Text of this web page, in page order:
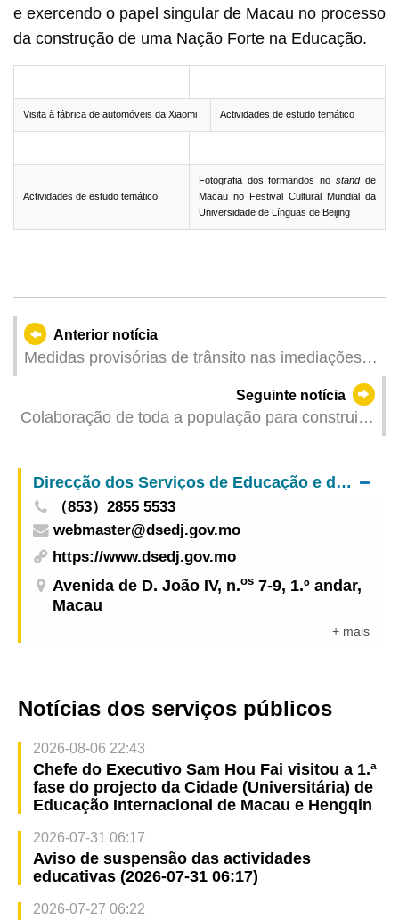
e exercendo o papel singular de Macau no processo
da construção de uma Nação Forte na Educação.
Visita à fábrica de automóveis da Xiaomi Actividades de estudo temático
Actividades de estudo temático
Fotografia dos formandos no standde
Macau no Festival Cultural Mundial da
Universidade de Línguas de Beijing
Anterior notícia
Medidas provisórias de trânsito nas imediações
do Lago Sai Van durante o fim-de-semana para a
2.ª Volta do Campeonato de Corrida de Longa
Distância
Seguinte notícia
Colaboração de toda a população para construir
segurança nacional
Direcção dos Serviços de Educação e de Desenvolvimento da Juventude
（853）2855 5533
webmaster@dsedj.gov.mo
https://www.dsedj.gov.mo
Avenida de D. João IV, n.os 7-9, 1.º andar,
Macau
+ mais
Notícias dos serviços públicos
2026-08-06 22:43
Chefe do Executivo Sam Hou Fai visitou a 1.ª
fase do projecto da Cidade (Universitária) de
Educação Internacional de Macau e Hengqin
2026-07-31 06:17
Aviso de suspensão das actividades
educativas (2026-07-31 06:17)
2026-07-27 06:22